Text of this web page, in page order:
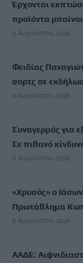
Έρχονται
προϊόντα
9 Αυγούστου, 2026
Φειδίας
σορτς σε
9 Αυγούστου, 2026
Συναγερμός για
Σε πιθανό
9 Αυγούστου, 2026
«Χρυσός» ο
Πρωτάθλημα
9 Αυγούστου, 2026
ΑΑΔΕ: